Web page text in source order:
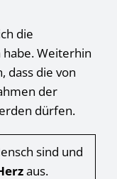
die
Weiterhin
dass die von
der
dürfen.
sind und
aus.